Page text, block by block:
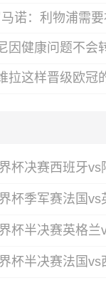
杯决赛西班牙vs
杯季军赛法国vs
杯半决赛法国vs